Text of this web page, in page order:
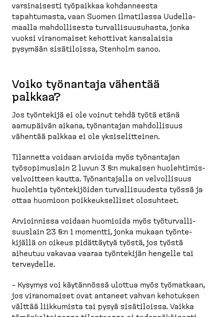
varsinaisesti työpaikkaa kohdan­neesta
tapahtumasta, vaan Suomen ilmatilassa Uudella­
maalla mahdol­lisesta turval­li­suusuhasta, jonka
vuoksi viranomaiset kehottivat kansalaisia
pysymään sisäti­loissa, Stenholm sanoo.
Voiko työnantaja vähentää
palkkaa?
Jos työntekijä ei ole voinut tehdä työtä etänä
aamupäivän aikana, työnantajan mahdol­lisuus
vähentää palkkaa ei ole yksise­lit­teinen.
Tilannetta voidaan arvioida myös työnantajan
työsopi­muslain 2 luvun 3 §:n mukaisen huoleh­ti­mis­
vel­voitteen kautta. Työnan­tajalla on velvol­lisuus
huolehtia työnte­ki­jöiden turval­li­suudesta työssä ja
ottaa huomioon poikkeuk­selliset olosuhteet.
Arvioinnissa voidaan huomioida myös työtur­val­li­
suuslain 23 §:n 1 momentti, jonka mukaan työnte­
kijällä on oikeus pidättäytyä työstä, jos työstä
aiheutuu vakavaa vaaraa työntekijän hengelle tai
terveydelle.
– Kysymys voi käytännössä ulottua myös työmatkaan,
jos viranomaiset ovat antaneet vahvan kehotuksen
välttää liikkumista tai pysyä sisäti­loissa. Vaikka